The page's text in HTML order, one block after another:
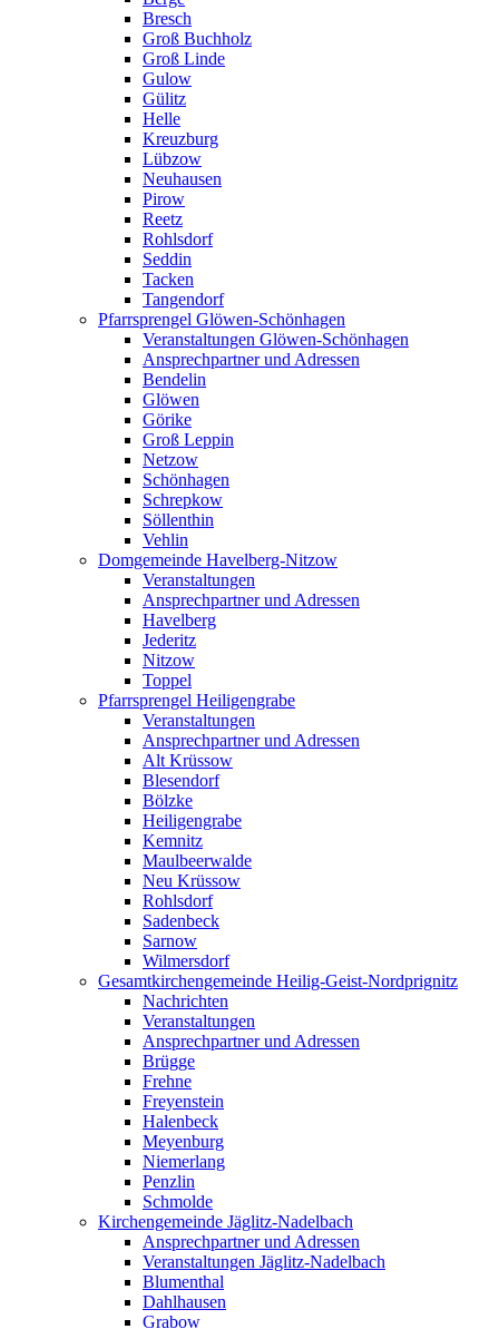
Bresch
Groß Buchholz
Groß Linde
Gulow
Gülitz
Helle
Kreuzburg
Lübzow
Neuhausen
Pirow
Reetz
Rohlsdorf
Seddin
Tacken
Tangendorf
Pfarrsprengel Glöwen-Schönhagen
Veranstaltungen Glöwen-Schönhagen
Ansprechpartner und Adressen
Bendelin
Glöwen
Görike
Groß Leppin
Netzow
Schönhagen
Schrepkow
Söllenthin
Vehlin
Domgemeinde Havelberg-Nitzow
Veranstaltungen
Ansprechpartner und Adressen
Havelberg
Jederitz
Nitzow
Toppel
Pfarrsprengel Heiligengrabe
Veranstaltungen
Ansprechpartner und Adressen
Alt Krüssow
Blesendorf
Bölzke
Heiligengrabe
Kemnitz
Maulbeerwalde
Neu Krüssow
Rohlsdorf
Sadenbeck
Sarnow
Wilmersdorf
Gesamtkirchengemeinde Heilig-Geist-Nordprignitz
Nachrichten
Veranstaltungen
Ansprechpartner und Adressen
Brügge
Frehne
Freyenstein
Halenbeck
Meyenburg
Niemerlang
Penzlin
Schmolde
Kirchengemeinde Jäglitz-Nadelbach
Ansprechpartner und Adressen
Veranstaltungen Jäglitz-Nadelbach
Blumenthal
Dahlhausen
Grabow